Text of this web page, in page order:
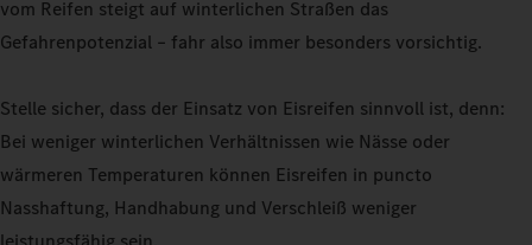
vom Reifen steigt auf winterlichen Straßen das
Gefahrenpotenzial – fahr also immer besonders vorsichtig.
Stelle sicher, dass der Einsatz von Eisreifen sinnvoll ist, denn:
Bei weniger winterlichen Verhältnissen wie Nässe oder
wärmeren Temperaturen können Eisreifen in puncto
Nasshaftung, Handhabung und Verschleiß weniger